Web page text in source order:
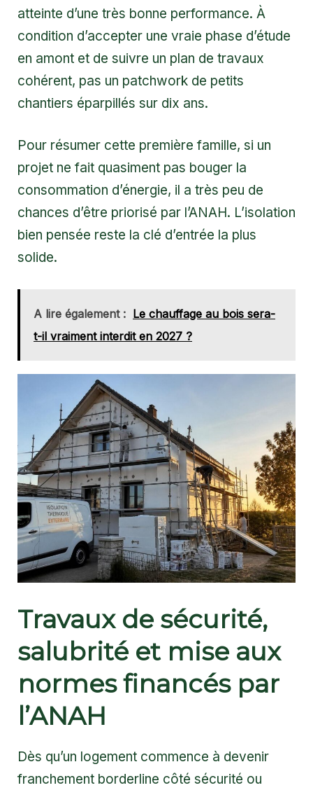
atteinte d’une très bonne performance. À
condition d’accepter une vraie phase d’étude
en amont et de suivre un plan de travaux
cohérent, pas un patchwork de petits
chantiers éparpillés sur dix ans.
Pour résumer cette première famille, si un
projet ne fait quasiment pas bouger la
consommation d’énergie, il a très peu de
chances d’être priorisé par l’ANAH. L’isolation
bien pensée reste la clé d’entrée la plus
solide.
A lire également : Le chauffage au bois sera-
t-il vraiment interdit en 2027 ?
Travaux de sécurité,
salubrité et mise aux
normes financés par
l’ANAH
Dès qu’un logement commence à devenir
franchement borderline côté sécurité ou